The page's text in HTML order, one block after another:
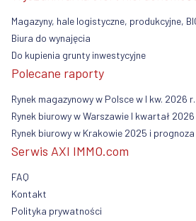
Magazyny, hale logistyczne, produkcyjne,
Biura do wynajęcia
Do kupienia grunty inwestycyjne
Polecane raporty
Rynek magazynowy w Polsce w I kw. 2026 r.
Rynek biurowy w Warszawie I kwartał 2026
Rynek biurowy w Krakowie 2025 i
Serwis AXI IMMO.com
FAQ
Kontakt
Polityka prywatności